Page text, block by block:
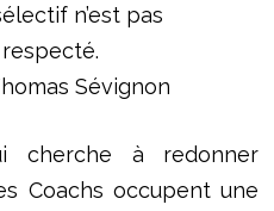
n’est pas
Sévignon
cherche à redonner
Coachs occupent une